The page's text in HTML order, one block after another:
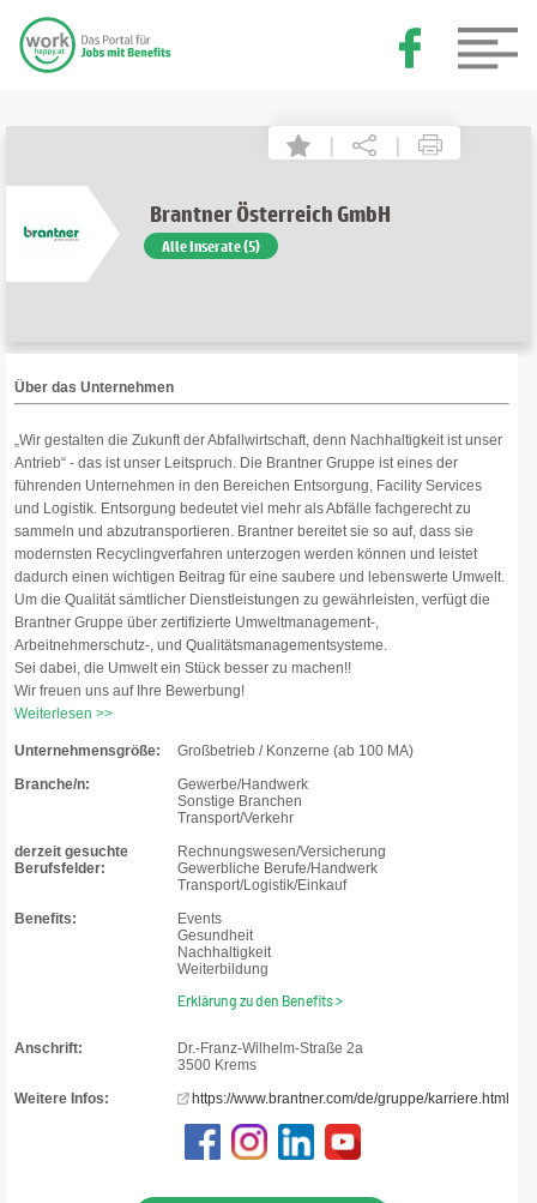
| |
Brantner Österreich GmbH
Alle Inserate (5)
Über das Unternehmen
„Wir gestalten die Zukunft der Abfallwirtschaft, denn Nachhaltigkeit ist unser
Antrieb“ - das ist unser Leitspruch. Die Brantner Gruppe ist eines der
führenden Unternehmen in den Bereichen Entsorgung, Facility Services
und Logistik. Entsorgung bedeutet viel mehr als Abfälle fachgerecht zu
sammeln und abzutransportieren. Brantner bereitet sie so auf, dass sie
modernsten Recyclingverfahren unterzogen werden können und leistet
dadurch einen wichtigen Beitrag für eine saubere und lebenswerte Umwelt.
Um die Qualität sämtlicher Dienstleistungen zu gewährleisten, verfügt die
Brantner Gruppe über zertifizierte Umweltmanagement-,
Arbeitnehmerschutz-, und Qualitätsmanagementsysteme.
Sei dabei, die Umwelt ein Stück besser zu machen!!
Wir freuen uns auf Ihre Bewerbung!
Weiterlesen >>
Unternehmensgröße:
Großbetrieb / Konzerne (ab 100 MA)
Branche/n:
Gewerbe/Handwerk
Sonstige Branchen
Transport/Verkehr
derzeit gesuchte
Berufsfelder:
Rechnungswesen/Versicherung
Gewerbliche Berufe/Handwerk
Transport/Logistik/Einkauf
Benefits:
Events
Gesundheit
Nachhaltigkeit
Weiterbildung
Erklärung zu den Benefits >
Anschrift:
Dr.-Franz-Wilhelm-Straße 2a
3500 Krems
Weitere Infos:
https://www.brantner.com/de/gruppe/karriere.html